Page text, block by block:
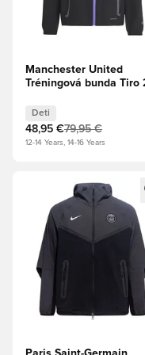
Manchester United
Tréningová bunda Tiro
Travel - Čierna/Purple
Rush Deti
Deti
48,95 €79,95 €
12-14 Years, 14-16 Years
Otvorí modál na